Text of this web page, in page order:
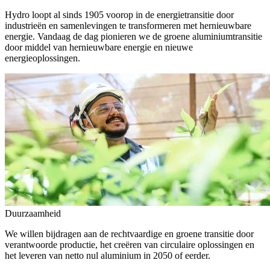
Hydro loopt al sinds 1905 voorop in de energietransitie door
industrieën en samenlevingen te transformeren met hernieuwbare
energie. Vandaag de dag pionieren we de groene aluminiumtransitie
door middel van hernieuwbare energie en nieuwe
energieoplossingen.
Duurzaamheid
We willen bijdragen aan de rechtvaardige en groene transitie door
verantwoorde productie, het creëren van circulaire oplossingen en
het leveren van netto nul aluminium in 2050 of eerder.